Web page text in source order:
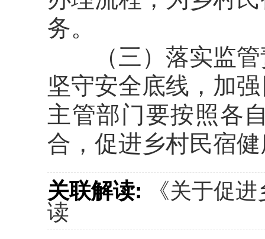
务。
（三）落实监
坚守安全底线，加
主管部门要按照各
合，促进乡村民宿
关联解读:
《关于促
读